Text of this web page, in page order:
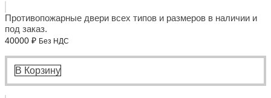
Противопожарные двери всех типов и размеров в наличии и
под заказ.
40000 ₽ Без НДС
В Корзину